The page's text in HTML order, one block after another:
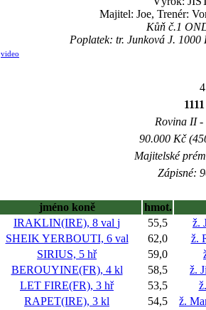
Majitel: Joe, Trenér:
Kůň č.1
Poplatek: tr. Junková J.
video
Rovina II -
90.000 Kč
Majitelské
Zápisné:
jméno koně
hmot.
IRAKLIN(IRE), 8 val j 55,5
ž.
SHEIK YERBOUTI, 6 val 62,0
ž.
SIRIUS, 5 hř 59,0
BEROUYINE(FR), 4 kl 58,5
ž.
LET FIRE(FR), 3 hř 53,5
RAPET(IRE), 3 kl 54,5
ž.